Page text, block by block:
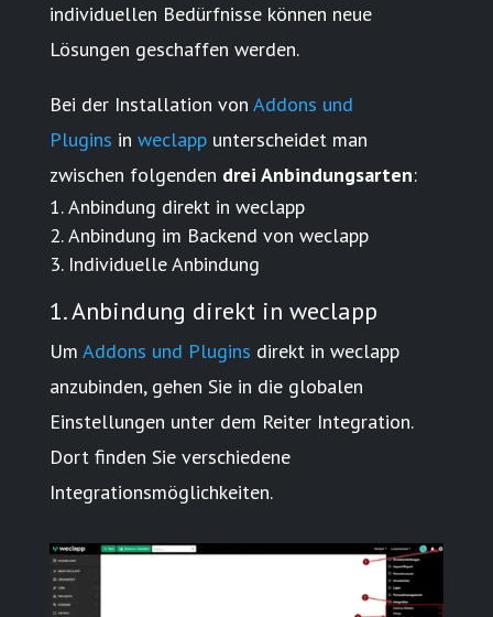
individuellen Bedürfnisse können neue
Lösungen geschaffen werden.
Bei der Installation von Addons und
Plugins in weclapp unterscheidet man
zwischen folgenden drei Anbindungsarten:
Anbindung direkt in weclapp
Anbindung im Backend von weclapp
Individuelle Anbindung
1. Anbindung direkt in weclapp
Um Addons und Plugins direkt in weclapp
anzubinden, gehen Sie in die globalen
Einstellungen unter dem Reiter Integration.
Dort finden Sie verschiedene
Integrationsmöglichkeiten.